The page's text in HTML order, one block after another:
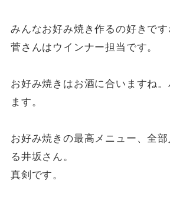
みんなお好み焼き作るの好きです
菅さんはウインナー担当です。
お好み焼きはお酒に合いますね
ます。
お好み焼きの最高メニュー、全
る井坂さん。
真剣です。